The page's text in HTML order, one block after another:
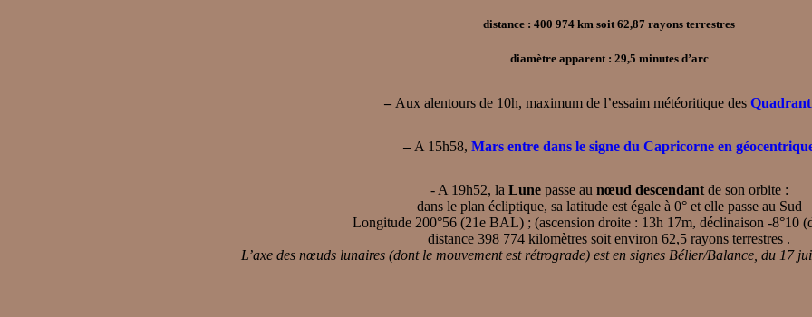
distance : 400 974 km soit 62,87 rayons terrestres
diamètre apparent : 29,5 minutes d’arc
–Aux alentours de 10h, maximum de l’essaim météoritique des
– A 15h58, Mars entre dans le signe du Capricorne en
- A 19h52, la Lunepasse au nœud descendantde son orbite :
dans le plan écliptique, sa latitude est égale à 0° et elle passe au Sud
Longitude 200°56 (21e BAL) ; (ascension droite : 13h 17m, déclinaison -8°10
distance 398 774 kilomètres soit environ 62,5 rayons terrestres .
L’axe des nœuds lunaires (dont le mouvement est rétrograde) est en signes Bélier/Balance, du 17